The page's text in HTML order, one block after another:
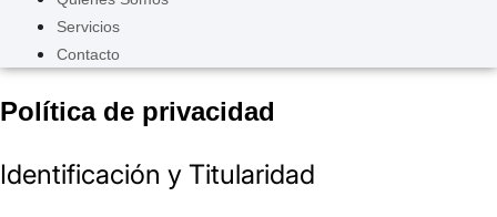
Servicios
Contacto
Política de privacidad
Identificación y Titularidad